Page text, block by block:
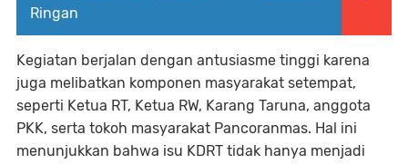
Ringan
Kegiatan berjalan dengan antusiasme tinggi karena
juga melibatkan komponen masyarakat setempat,
seperti Ketua RT, Ketua RW, Karang Taruna, anggota
PKK, serta tokoh masyarakat Pancoranmas. Hal ini
menunjukkan bahwa isu KDRT tidak hanya menjadi